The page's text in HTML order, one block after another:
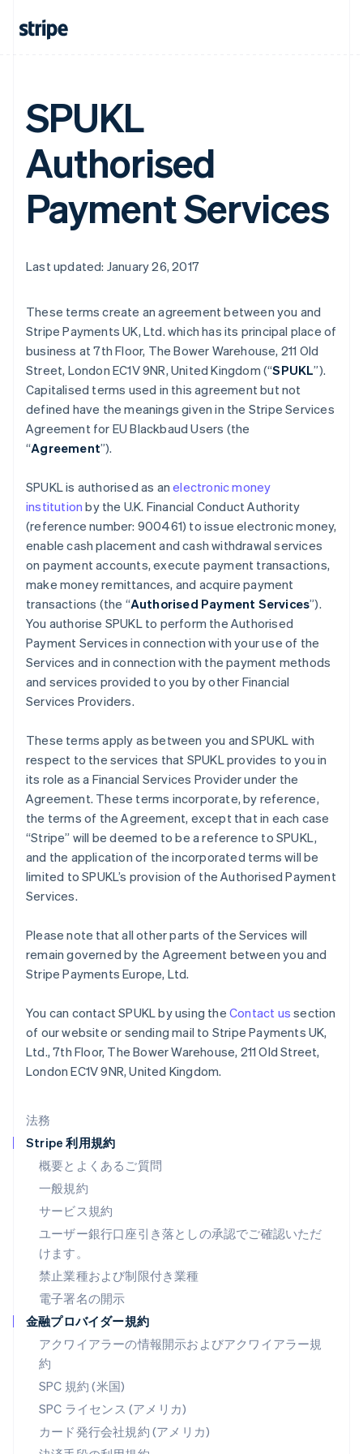
法務
Stripe 利用規約
概要とよくあるご質問
一般規約
サービス規約
ユーザー銀行口座引き落としの承認でご確認いただ
けます。
禁止業種および制限付き業種
電子署名の開示
金融プロバイダー規約
アクワイアラーの情報開示およびアクワイアラー規
約
SPC 規約 (米国)
SPC ライセンス (アメリカ)
カード発行会社規約 (アメリカ)
SPUKL
Authorised
Payment Services
Last updated: January 26, 2017
These terms create an agreement between you and
Stripe Payments UK, Ltd. which has its principal place of
business at 7th Floor, The Bower Warehouse, 211 Old
Street, London EC1V 9NR, United Kingdom (“SPUKL”).
Capitalised terms used in this agreement but not
defined have the meanings given in the Stripe Services
Agreement for EU Blackbaud Users (the
“Agreement”).
SPUKL is authorised as anelectronic money
institution by the U.K. Financial Conduct Authority
(reference number: 900461) to issue electronic money,
enable cash placement and cash withdrawal services
on payment accounts, execute payment transactions,
make money remittances, and acquire payment
transactions (the “Authorised Payment Services”).
You authorise SPUKL to perform the Authorised
Payment Services in connection with your use of the
Services and in connection with the payment methods
and services provided to you by other Financial
Services Providers.
These terms apply as between you and SPUKL with
respect to the services that SPUKL provides to you in
its role as a Financial Services Provider under the
Agreement. These terms incorporate, by reference,
the terms of the Agreement, except that in each case
“Stripe” will be deemed to be a reference to SPUKL,
and the application of the incorporated terms will be
limited to SPUKL’s provision of the Authorised Payment
Services.
Please note that all other parts of the Services will
remain governed by the Agreement between you and
Stripe Payments Europe, Ltd.
You can contact SPUKL by using the Contact us section
of our website or sending mail to Stripe Payments UK,
Ltd., 7th Floor, The Bower Warehouse, 211 Old Street,
London EC1V 9NR, United Kingdom.
アイルランド
English
アメリカ
EnglishEspañol简体中文
アラブ首長国連邦
イギリス
English
ItalianoEnglish
インド
エストニア
English
オーストラリア
English
オーストリア
オランダ
NederlandsEnglish
カナダ
EnglishFrançais
キプロス
ギリシア
クロアチア
English Italiano
ジブラルタル
English
シンガポール
スイス
DeutschFrançais ItalianoEnglish
スウェーデン
スペイン
スロバキア
English
EnglishItaliano
タイ
チェコ共和国
English
DeutschEnglish
ニュージーランド
English
ノルウェー
English
ハンガリー
フィンランド
EnglishSvenska
ブラジル
フランス
Français English
ブルガリア
ベルギー
Nederlands FrançaisDeutschEnglish
ポーランド
English